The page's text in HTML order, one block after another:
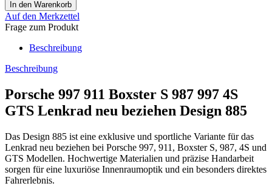
Auf den Merkzettel
Frage zum Produkt
Beschreibung
Beschreibung
Porsche 997 911 Boxster S 987 997 4S
GTS Lenkrad neu beziehen Design 885
Das Design 885 ist eine exklusive und sportliche Variante für das
Lenkrad neu beziehen bei Porsche 997, 911, Boxster S, 987, 4S und
GTS Modellen. Hochwertige Materialien und präzise Handarbeit
sorgen für eine luxuriöse Innenraumoptik und ein besonders direktes
Fahrerlebnis.